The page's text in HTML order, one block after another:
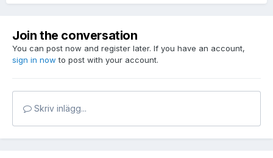
Join the conversation
You can post now and register later. If you have an account,
sign in now to post with your account.
Skriv inlägg...